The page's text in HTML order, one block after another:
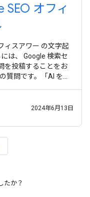
オフィ
ィスアワー の文字起
は、 Google 検索セ
を投稿することをお
質問です。「AI を多
2024年6月13日
たか？